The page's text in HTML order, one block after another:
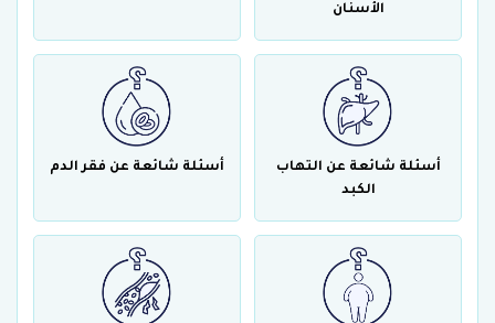
الأسنان
أسئلة شائعة عن التهاب
الكبد
أسئلة شائعة عن فقر الدم